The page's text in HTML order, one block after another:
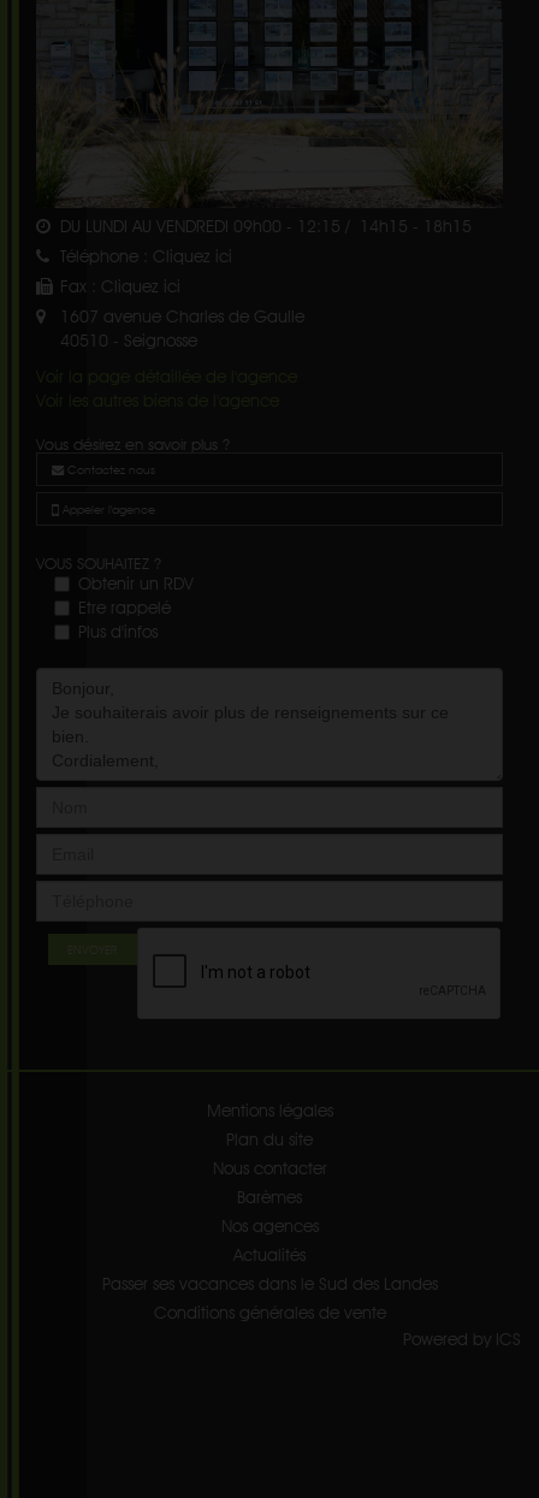
DU LUNDI AU VENDREDI 09h00 - 12:15 / 14h15 - 18h15
Téléphone : Cliquez ici
Fax : Cliquez ici
1607 avenue Charles de Gaulle
40510 - Seignosse
Voir la page détaillée de l'agence
Voir les autres biens de l'agence
Vous désirez en savoir plus ?
Contactez nous
Appeler l'agence
VOUS SOUHAITEZ ?
Obtenir un RDV
Etre rappelé
Plus d'infos
ENVOYER
Mentions légales
Plan du site
Nous contacter
Barèmes
Nos agences
Actualités
Passer ses vacances dans le Sud des Landes
Conditions générales de vente
Powered by ICS